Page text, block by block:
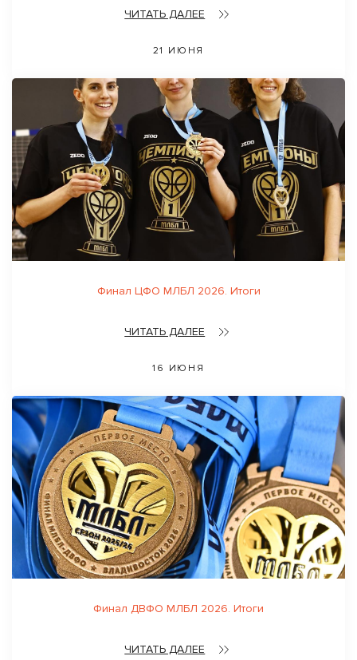
ЧИТАТЬ ДАЛЕЕ
21 ИЮНЯ
Финал ЦФО МЛБЛ 2026. Итоги
ЧИТАТЬ ДАЛЕЕ
16 ИЮНЯ
Финал ДВФО МЛБЛ 2026. Итоги
ЧИТАТЬ ДАЛЕЕ